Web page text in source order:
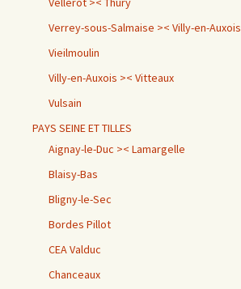
Verrey-sous-Salmaise >< Villy-en-Auxois
Vieilmoulin
Villy-en-Auxois >< Vitteaux
Vulsain
PAYS SEINE ET TILLES
Aignay-le-Duc >< Lamargelle
Blaisy-Bas
Bligny-le-Sec
Bordes Pillot
CEA Valduc
Chanceaux